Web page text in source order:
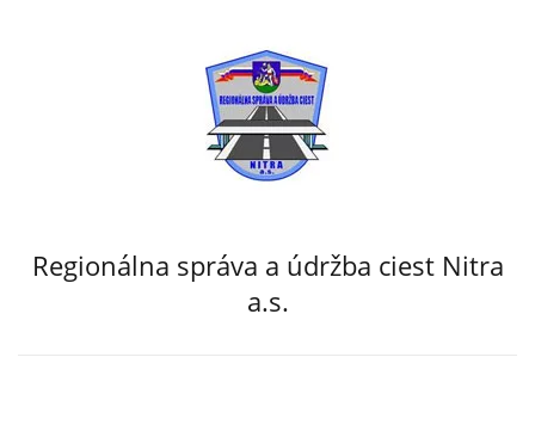
Regionálna správa a údržba ciest Nitra
a.s.